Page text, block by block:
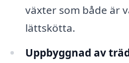
växter som både är
lättskötta.
Uppbyggnad av